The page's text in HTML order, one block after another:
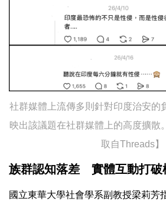
社群媒體上流傳多則針對印度治安的
映出該議題在社群媒體上的高度擴
取自​Threads】
族群認知落差 實體互動打破
國立東華大學社會學系副教授梁莉芳